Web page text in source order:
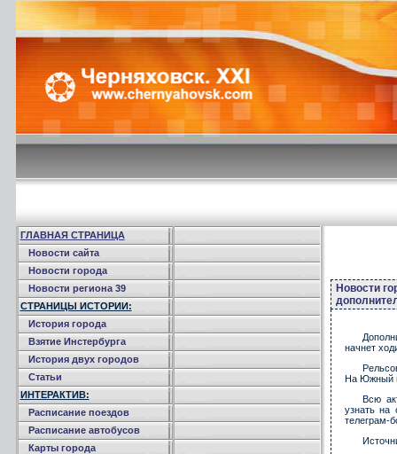
ГЛАВНАЯ СТРАНИЦА
Новости сайта
Новости города
Новости региона 39
СТРАНИЦЫ ИСТОРИИ:
История города
Взятие Инстербурга
История двух городов
Статьи
ИНТЕРАКТИВ:
Расписание поездов
Расписание автобусов
Карты города
Новости
начнет
На Южный
Всю
узнать
телеграм-